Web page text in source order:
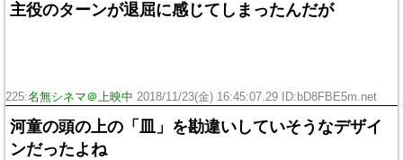
主役のターンが退屈に感じてしまったんだが
225:名無シネマ＠上映中 2018/11/23(金) 16:45:07.29 ID:bD8FBE5m.net
河童の頭の上の「皿」を勘違いしていそうなデザイ
ンだったよね